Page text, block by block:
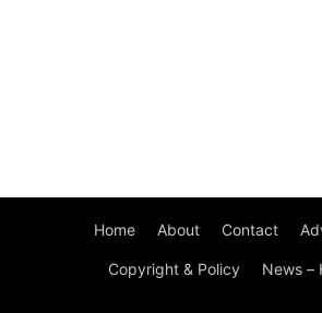
Home About Contact
Copyright & Policy News –